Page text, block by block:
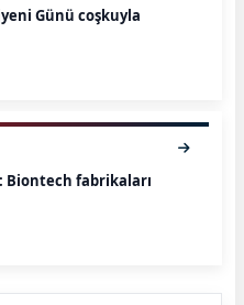
Günü coşkuyla
Biontech fabrikaları